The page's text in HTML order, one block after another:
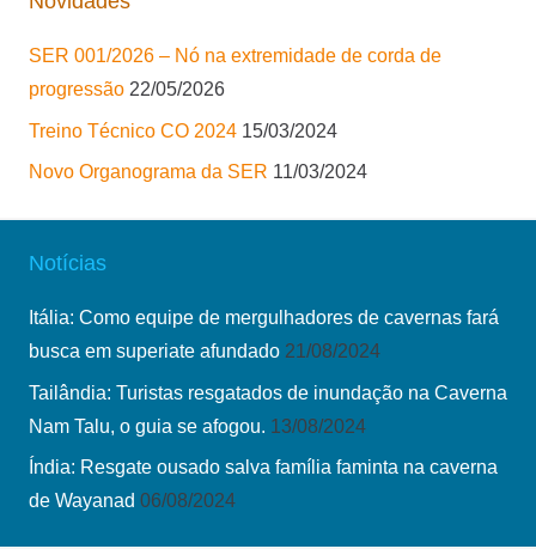
SER 001/2026 – Nó na extremidade de corda de
progressão 22/05/2026
Treino Técnico CO 2024 15/03/2024
Novo Organograma da SER 11/03/2024
Notícias
Itália: Como equipe de mergulhadores de cavernas fará
busca em superiate afundado 21/08/2024
Tailândia: Turistas resgatados de inundação na Caverna
Nam Talu, o guia se afogou. 13/08/2024
Índia: Resgate ousado salva família faminta na caverna
de Wayanad 06/08/2024